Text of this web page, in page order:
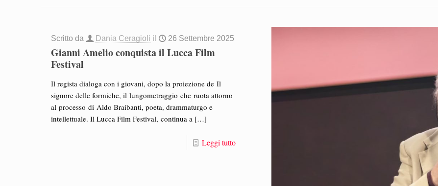
Scritto da Dania Ceragioli il 26 Settembre 2025
Gianni Amelio conquista il Lucca Film
Festival
Il regista dialoga con i giovani, dopo la proiezione de Il
signore delle formiche, il lungometraggio che ruota attorno
al processo di Aldo Braibanti, poeta, drammaturgo e
intellettuale. Il Lucca Film Festival, continua a […]
Leggi tutto